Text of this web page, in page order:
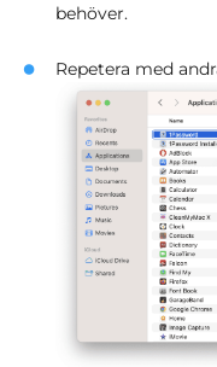
behöver.
Repetera med